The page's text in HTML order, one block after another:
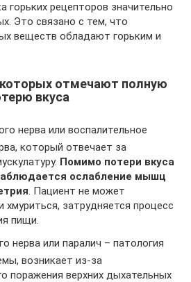
горьких рецепторов значительно
Это связано с тем, что
веществ обладают горьким и
отмечают полную
вкуса
нерва или воспалительное
который отвечает за
Помимо потери вкуса
ослабление мышц
. Пациент не может
хмуриться, затрудняется процесс
пищи.
нерва или паралич – патология
возникает из-за
поражения верхних дыхательных